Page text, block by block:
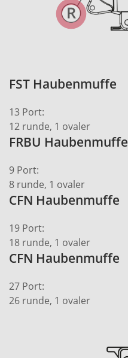
FST Haubenmuffe
13 Port:
12 runde, 1 ovaler
FRBU Haubenmuffe
9 Port:
8 runde, 1 ovaler
CFN Haubenmuffe
19 Port:
18 runde, 1 ovaler
CFN Haubenmuffe
27 Port:
26 runde, 1 ovaler